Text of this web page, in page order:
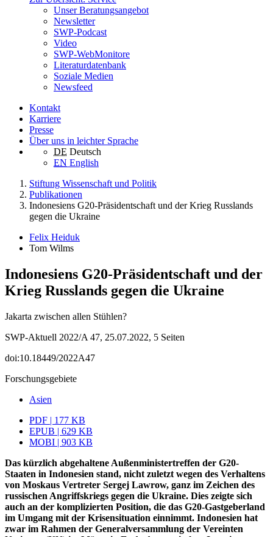
Unser Beratungsangebot
Newsletter
SWP-Podcast
Video
SWP-WebMonitore
Literaturdatenbank
Soziale Medien
Newsfeed
Kontakt
Karriere
Presse
Über uns in leichter Sprache
DE Deutsch
EN English
Stiftung Wissenschaft und Politik
Publikationen
Indonesiens G20-Präsidentschaft und der Krieg Russlands
gegen die Ukraine
Felix Heiduk
Tom Wilms
Indonesiens G20-Präsidentschaft und der
Krieg Russlands gegen die Ukraine
Jakarta zwischen allen Stühlen?
SWP-Aktuell 2022/A 47, 25.07.2022, 5 Seiten
doi:10.18449/2022A47
Forschungsgebiete
Asien
PDF | 177 KB
EPUB | 629 KB
MOBI | 903 KB
Das kürzlich abgehaltene Außenministertreffen der G20-
Staaten in Indonesien stand, nicht zuletzt wegen des Verhaltens
von Moskaus Vertreter Sergej Lawrow, ganz im Zeichen des
russischen Angriffskriegs gegen die Ukraine. Dies zeigte sich
auch an der komplizierten Position, die das G20-Gastgeberland
im Umgang mit der Krisensitua­tion einnimmt. Indonesien hat
zwar im Rahmen der Generalversammlung der Verein­ten